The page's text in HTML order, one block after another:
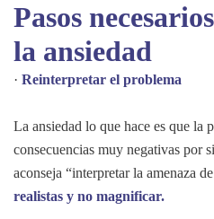
Pasos
la ansiedad
· Reinterpretar el problema
La ansiedad lo que hace es que la
consecuencias muy negativas por
aconseja “interpretar la amenaza
realistas y no magnificar.